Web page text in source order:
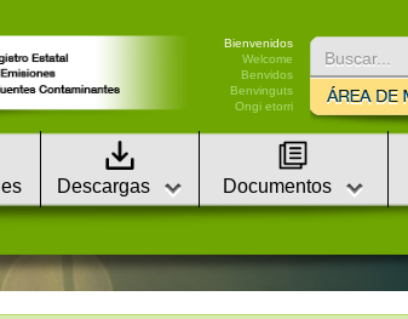
Bienvenidos
Welcome
Benvidos
Benvinguts
Ongi etorri
Descargas Documentos